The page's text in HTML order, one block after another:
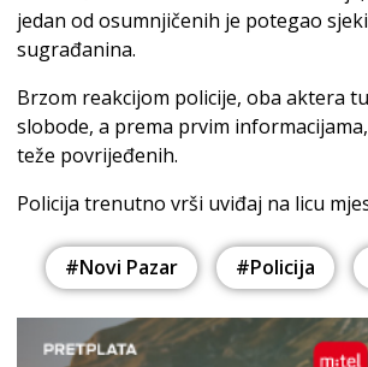
jedan od osumnjičenih je potegao
sugrađanina.
Brzom reakcijom policije, oba aktera
slobode, a prema prvim
teže povrijeđenih.
Policija trenutno vrši uviđaj na licu
#Novi Pazar #Policija